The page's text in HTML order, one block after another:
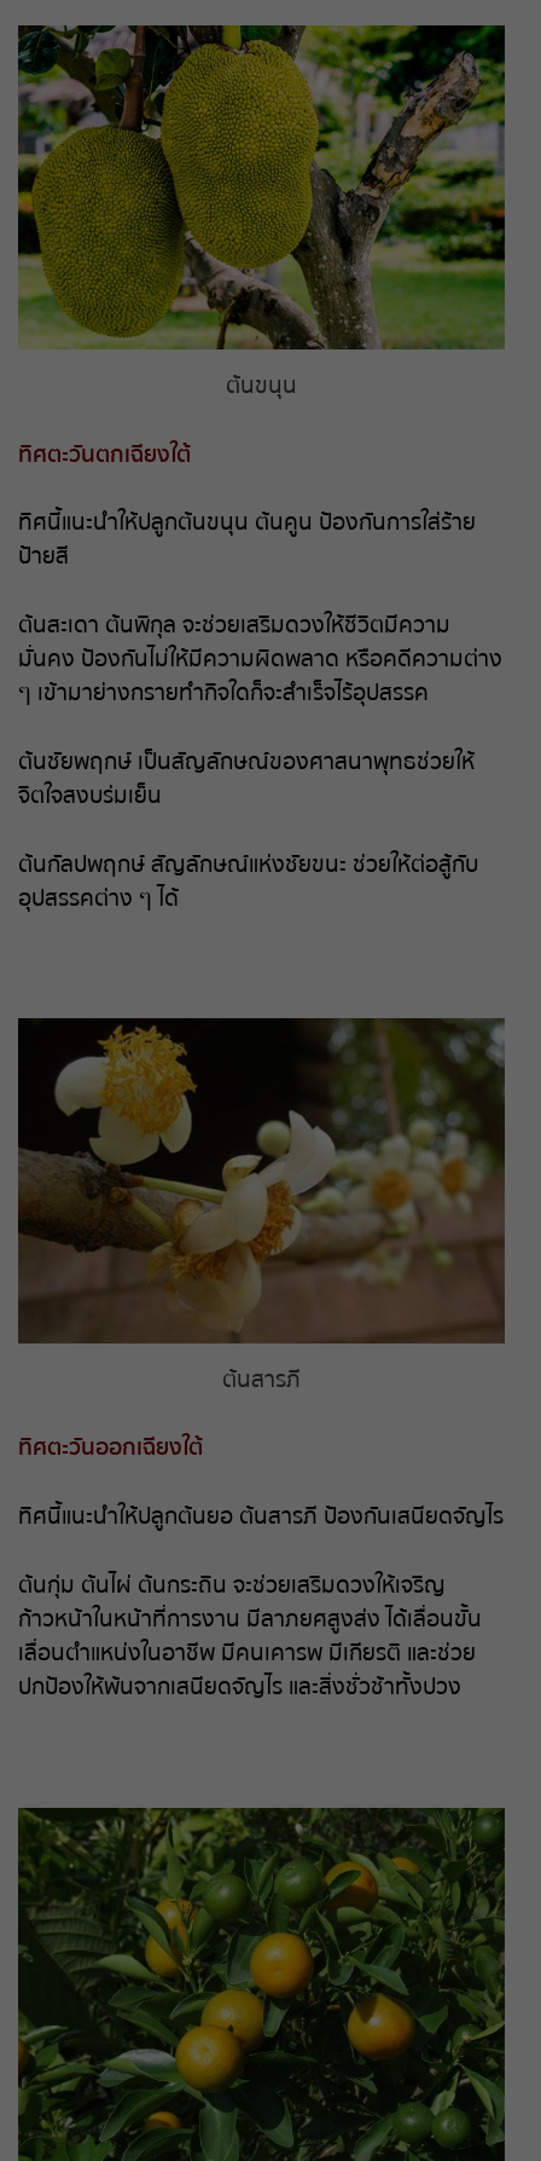
ต้นขนุน
ทิศตะวันตกเฉียงใต้
ทิศนี้แนะนำให้ปลูกต้นขนุน ต้นคูน ป้องกันการใส่ร้าย
ป้ายสี
ต้นสะเดา ต้นพิกุล จะช่วยเสริมดวงให้ชีวิตมีความ
มั่นคง ป้องกันไม่ให้มีความผิดพลาด หรือคดีความต่าง
ๆ เข้ามาย่างกรายทำกิจใดก็จะสำเร็จไร้อุปสรรค
ต้นชัยพฤกษ์ เป็นสัญลักษณ์ของศาสนาพุทธช่วยให้
จิตใจสงบร่มเย็น
ต้นกัลปพฤกษ์ สัญลักษณ์แห่งชัยขนะ ช่วยให้ต่อสู้กับ
อุปสรรคต่าง ๆ ได้
ต้นสารภี
ทิศตะวันออกเฉียงใต้
ทิศนี้แนะนำให้ปลูกต้นยอ ต้นสารภี ป้องกันเสนียดจัญไร
ต้นกุ่ม ต้นไผ่ ต้นกระถิน จะช่วยเสริมดวงให้เจริญ
ก้าวหน้าในหน้าที่การงาน มีลาภยศสูงส่ง ได้เลื่อนขั้น
เลื่อนตำแหน่งในอาชีพ มีคนเคารพ มีเกียรติ และช่วย
ปกป้องให้พ้นจากเสนียดจัญไร และสิ่งชั่วช้าทั้งปวง